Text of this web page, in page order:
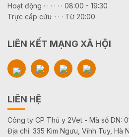
Hoạt động · · · · · · 08:00 - 19:30
Trực cấp cứu· · · · Từ 20:00
LIÊN KẾT MẠNG XÃ HỘI
LIÊN HỆ
Công ty CP Thú y 2Vet - Mã số DN:
Địa chỉ: 335 Kim Ngưu, Vĩnh Tuy, Hà